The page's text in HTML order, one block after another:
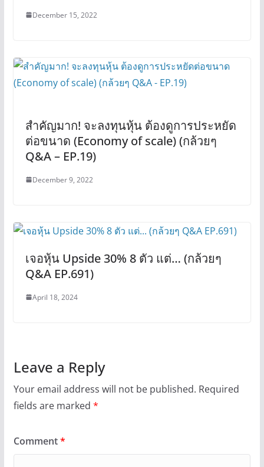
December 15, 2022
สำคัญมาก! จะลงทุนหุ้น ต้องดูการประหยัด
ต่อขนาด (Economy of scale) (กล้วยๆ
Q&A – EP.19)
December 9, 2022
เจอหุ้น Upside 30% 8 ตัว แต่… (กล้วยๆ
Q&A EP.691)
April 18, 2024
Leave a Reply
Your email address will not be published. Required
fields are marked *
Comment*